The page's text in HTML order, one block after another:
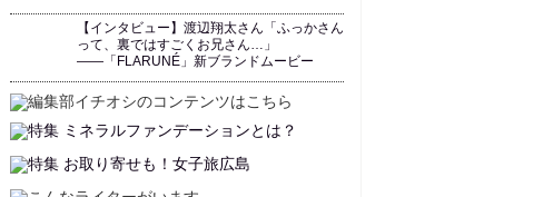
【インタビュー】渡辺翔太さん「ふっかさん
って、裏ではすごくお兄さん…」
――「FLARUNÉ」新ブランドムービー